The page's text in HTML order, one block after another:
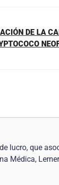
DE LA
lucro, que
Médica,